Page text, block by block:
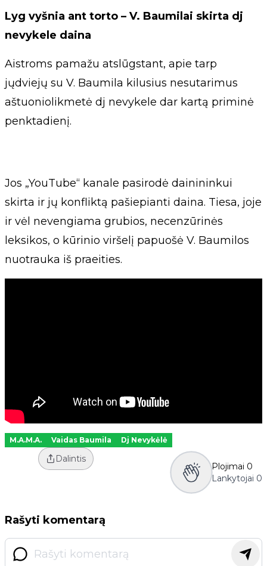
Lyg vyšnia ant torto – V. Baumilai skirta dj
nevykele daina
Aistroms pamažu atslūgstant, apie tarp
jųdviejų su V. Baumila kilusius nesutarimus
aštuoniolikmetė dj nevykele dar kartą priminė
penktadienį.
Jos „YouTube“ kanale pasirodė dainininkui
skirta ir jų konfliktą pašiepianti daina. Tiesa, joje
ir vėl nevengiama grubios, necenzūrinės
leksikos, o kūrinio viršelį papuošė V. Baumilos
nuotrauka iš praeities.
M.A.M.A. Vaidas Baumila Dj Nevykėlė
Dalintis
Plojimai 0
Lankytojai 0
Rašyti komentarą